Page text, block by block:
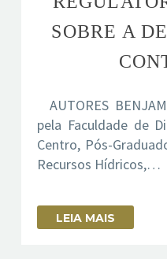
SOBRE A
AUTORES
pela Faculdade de
Centro, Pós-
Recursos Hídricos,…
LEIA MAIS